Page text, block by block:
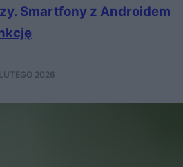
Smartfony z Androidem
2026